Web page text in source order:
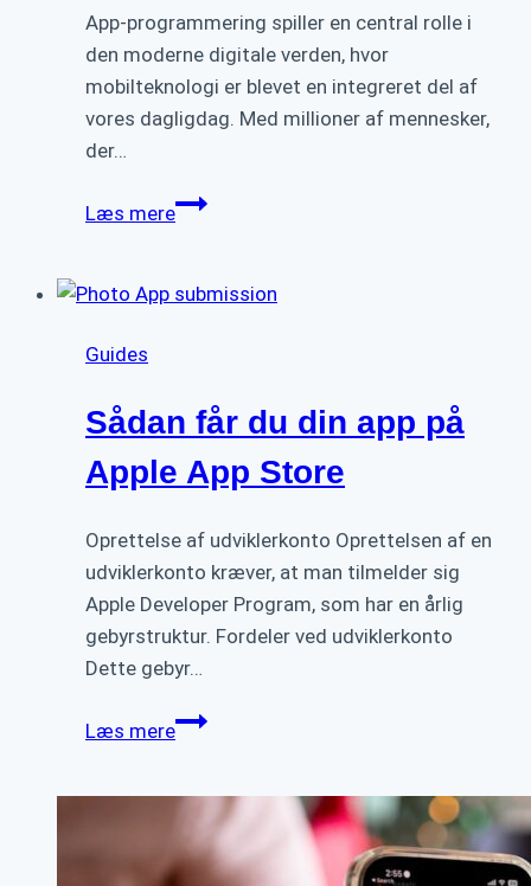
App-programmering spiller en central rolle i
den moderne digitale verden, hvor
mobilteknologi er blevet en integreret del af
vores dagligdag. Med millioner af mennesker,
der…
Læs mereHvad
vide
Guides
Sådan får du din app på
Apple App Store
Oprettelse af udviklerkonto Oprettelsen af en
udviklerkonto kræver, at man tilmelder sig
Apple Developer Program, som har en årlig
gebyrstruktur. Fordeler ved udviklerkonto
Dette gebyr…
Læs mereSådan
app
på